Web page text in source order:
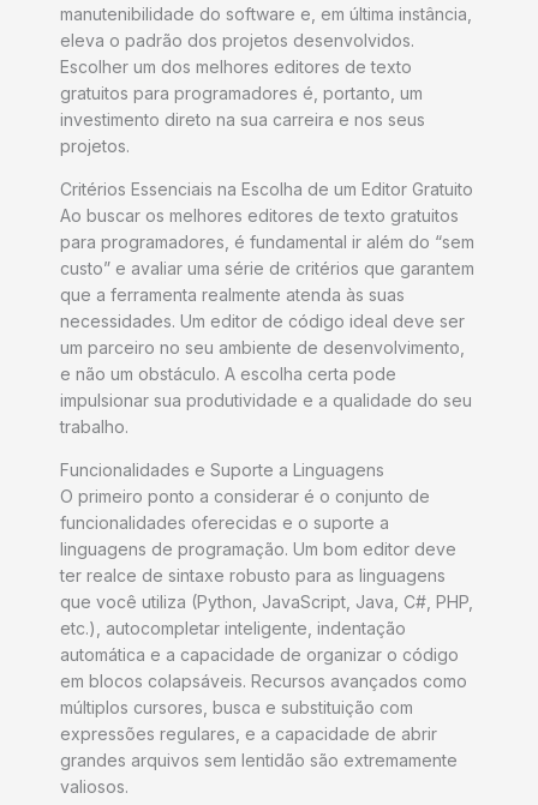
manutenibilidade do software e, em última instância,
eleva o padrão dos projetos desenvolvidos.
Escolher um dos melhores editores de texto
gratuitos para programadores é, portanto, um
investimento direto na sua carreira e nos seus
projetos.
Critérios Essenciais na Escolha de um Editor Gratuito
Ao buscar os melhores editores de texto gratuitos
para programadores, é fundamental ir além do “sem
custo” e avaliar uma série de critérios que garantem
que a ferramenta realmente atenda às suas
necessidades. Um editor de código ideal deve ser
um parceiro no seu ambiente de desenvolvimento,
e não um obstáculo. A escolha certa pode
impulsionar sua produtividade e a qualidade do seu
trabalho.
Funcionalidades e Suporte a Linguagens
O primeiro ponto a considerar é o conjunto de
funcionalidades oferecidas e o suporte a
linguagens de programação. Um bom editor deve
ter realce de sintaxe robusto para as linguagens
que você utiliza (Python, JavaScript, Java, C#, PHP,
etc.), autocompletar inteligente, indentação
automática e a capacidade de organizar o código
em blocos colapsáveis. Recursos avançados como
múltiplos cursores, busca e substituição com
expressões regulares, e a capacidade de abrir
grandes arquivos sem lentidão são extremamente
valiosos.